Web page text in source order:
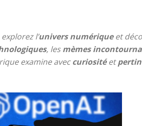
explorez l’univers numériqueet
, lesmèmes
examine aveccuriositéet